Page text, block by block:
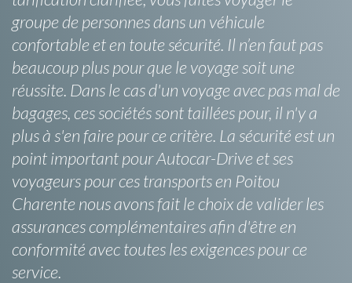
groupe de personnes dans un véhicule
confortable et en toute sécurité. Il n’en faut pas
beaucoup plus pour que le voyage soit une
réussite. Dans le cas d'un voyage avec pas mal de
bagages, ces sociétés sont taillées pour, il n'y a
plus à s'en faire pour ce critère. La sécurité est un
point important pour Autocar-Drive et ses
voyageurs pour ces transports en Poitou
Charente nous avons fait le choix de valider les
assurances complémentaires afin d'être en
conformité avec toutes les exigences pour ce
service.